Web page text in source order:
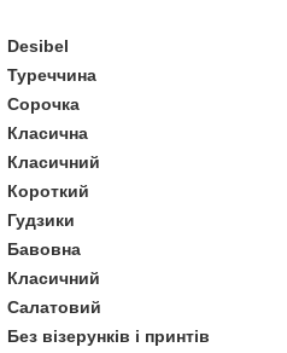
Desibel
Туреччина
Сорочка
Класична
Класичний
Короткий
Гудзики
Бавовна
Класичний
Салатовий
Без візерунків і принтів